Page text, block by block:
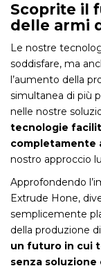
Scoprite il
delle armi
Le nostre
soddisfare, ma
l’aumento della
simultanea di più
nelle nostre
tecnologie
completamente
nostro approccio
Approfondendo
Extrude Hone,
semplicemente
della produzione
un futuro in cui
senza